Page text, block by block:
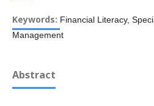
Keywords: Financial Literacy,
Management
Abstract